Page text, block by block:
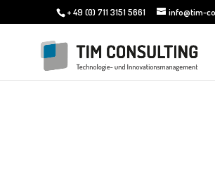
+ 49 (0) 711 3151 5661 info@tim-